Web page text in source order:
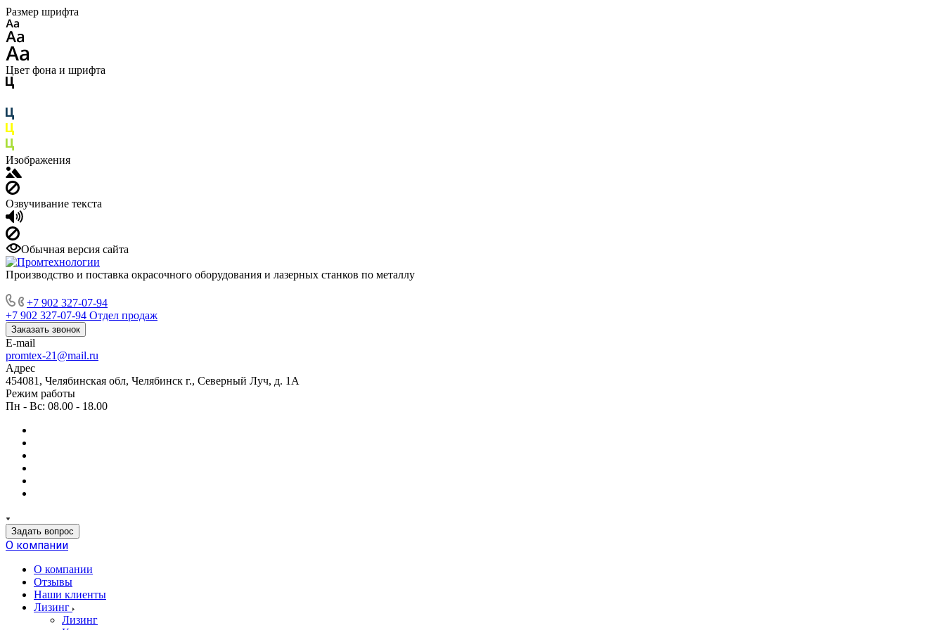
Размер шрифта
Цвет фона и шрифта
Изображения
Озвучивание текста
Обычная версия сайта
Производство и поставка окрасочного оборудования и лазерных станков по металлу
+7 902 327-07-94
+7 902 327-07-94 Отдел продаж
Заказать звонок
E-mail
promtex-21@mail.ru
Адрес
454081, Челябинская обл, Челябинск г., Северный Луч, д. 1А
Режим работы
Пн - Вс: 08.00 - 18.00
Задать вопрос
О компании
О компании
Отзывы
Наши клиенты
Лизинг
Лизинг